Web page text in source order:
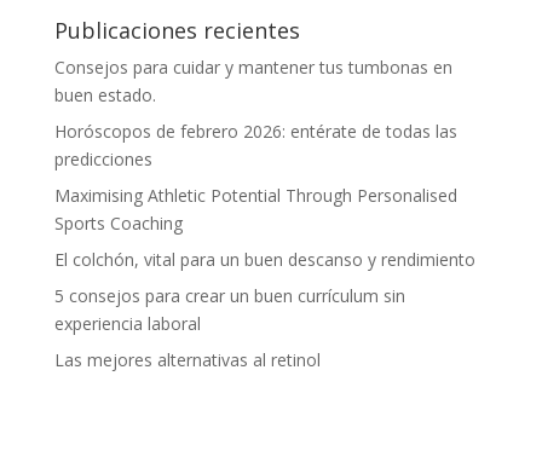
Publicaciones recientes
Consejos para cuidar y mantener tus tumbonas en
buen estado.
Horóscopos de febrero 2026: entérate de todas las
predicciones
Maximising Athletic Potential Through Personalised
Sports Coaching
El colchón, vital para un buen descanso y rendimiento
5 consejos para crear un buen currículum sin
experiencia laboral
Las mejores alternativas al retinol